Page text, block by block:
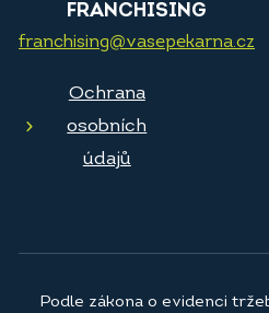
FRANCHISING
franchising@vasepekarna.cz
Ochrana
osobních
údajů
Podle zákona o evidenci